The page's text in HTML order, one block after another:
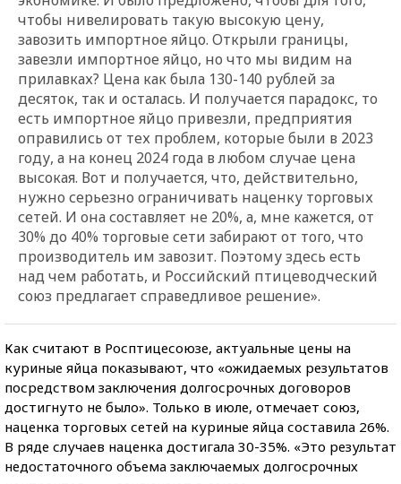
чтобы нивелировать такую высокую цену,
завозить импортное яйцо. Открыли границы,
завезли импортное яйцо, но что мы видим на
прилавках? Цена как была 130-140 рублей за
десяток, так и осталась. И получается парадокс, то
есть импортное яйцо привезли, предприятия
оправились от тех проблем, которые были в 2023
году, а на конец 2024 года в любом случае цена
высокая. Вот и получается, что, действительно,
нужно серьезно ограничивать наценку торговых
сетей. И она составляет не 20%, а, мне кажется, от
30% до 40% торговые сети забирают от того, что
производитель им завозит. Поэтому здесь есть
над чем работать, и Российский птицеводческий
союз предлагает справедливое решение».
Как считают в Росптицесоюзе, актуальные цены на
куриные яйца показывают, что «ожидаемых результатов
посредством заключения долгосрочных договоров
достигнуто не было». Только в июле, отмечает союз,
наценка торговых сетей на куриные яйца составила 26%.
В ряде случаев наценка достигала 30-35%. «Это результат
недостаточного объема заключаемых долгосрочных